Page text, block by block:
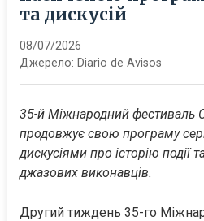
та дискусій
08/07/2026
Джерело: Diario de Avisos
35-й Міжнародний фестиваль
продовжує свою програму
дискусіями про історію події
джазових виконавців.
Другий тиждень 35-го